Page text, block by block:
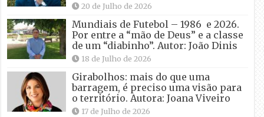
20 de Julho de 2026
Mundiais de Futebol – 1986 e 2026.
Por entre a “mão de Deus” e a classe
de um “diabinho”. Autor: João Dinis
18 de Julho de 2026
Girabolhos: mais do que uma
barragem, é preciso uma visão para
o território. Autora: Joana Viveiro
17 de Julho de 2026